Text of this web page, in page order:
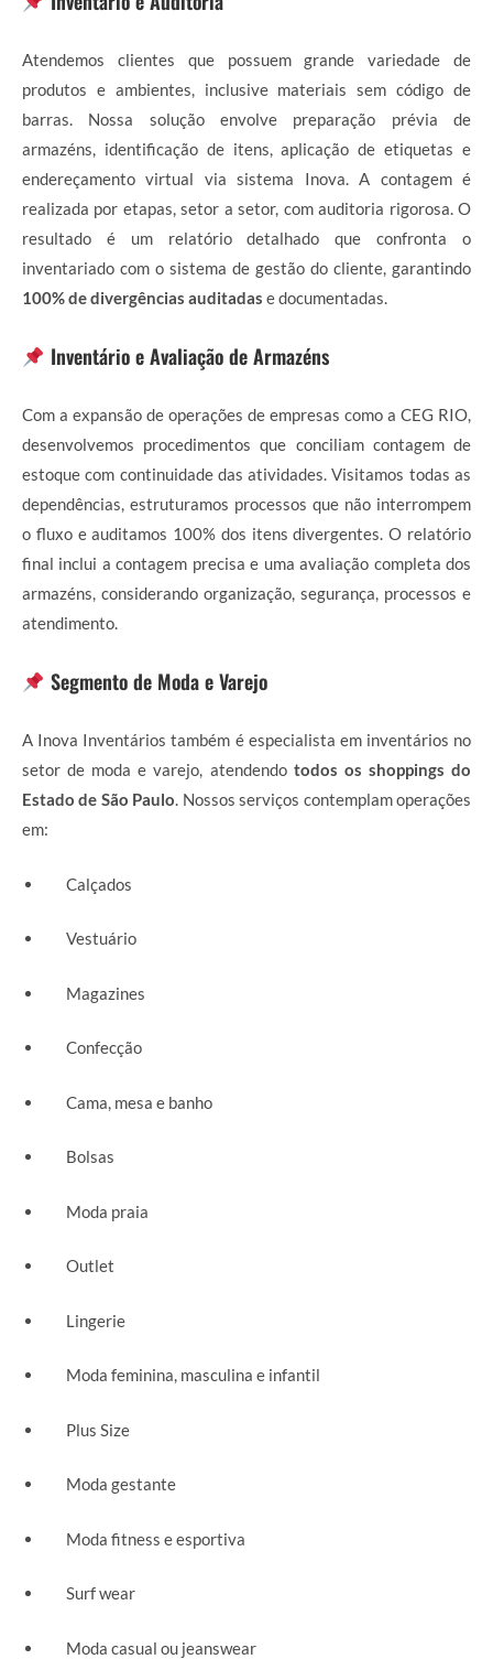
Atendemos clientes que possuem grande variedade de
produtos e ambientes, inclusive materiais sem código de
barras. Nossa solução envolve preparação prévia de
armazéns, identificação de itens, aplicação de etiquetas e
endereçamento virtual via sistema Inova. A contagem é
realizada por etapas, setor a setor, com auditoria rigorosa. O
resultado é um relatório detalhado que confronta o
inventariado com o sistema de gestão do cliente, garantindo
100% de divergências auditadas e documentadas.
Inventário e Avaliação de Armazéns
Com a expansão de operações de empresas como a CEG RIO,
desenvolvemos procedimentos que conciliam contagem de
estoque com continuidade das atividades. Visitamos todas as
dependências, estruturamos processos que não interrompem
o fluxo e auditamos 100% dos itens divergentes. O relatório
final inclui a contagem precisa e uma avaliação completa dos
armazéns, considerando organização, segurança, processos e
atendimento.
Segmento de Moda e Varejo
A Inova Inventários também é especialista em inventários no
setor de moda e varejo, atendendo todos os shoppings do
Estado de São Paulo. Nossos serviços contemplam operações
em:
Calçados
Vestuário
Magazines
Confecção
Cama, mesa e banho
Bolsas
Moda praia
Outlet
Lingerie
Moda feminina, masculina e infantil
Plus Size
Moda gestante
Moda fitness e esportiva
Surf wear
Moda casual ou jeanswear